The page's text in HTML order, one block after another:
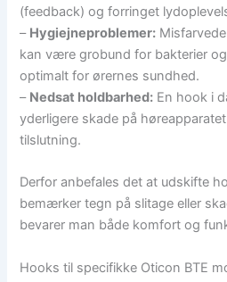
(feedback) og forringet
– Hygiejneproblemer:
kan være grobund for bakterier
optimalt for ørernes sundhed.
– Nedsat holdbarhed: En hook i
yderligere skade på
tilslutning.
Derfor anbefales det at udskifte
bemærker tegn på slitage eller
bevarer man både komfort og
Hooks til specifikke Oticon BTE